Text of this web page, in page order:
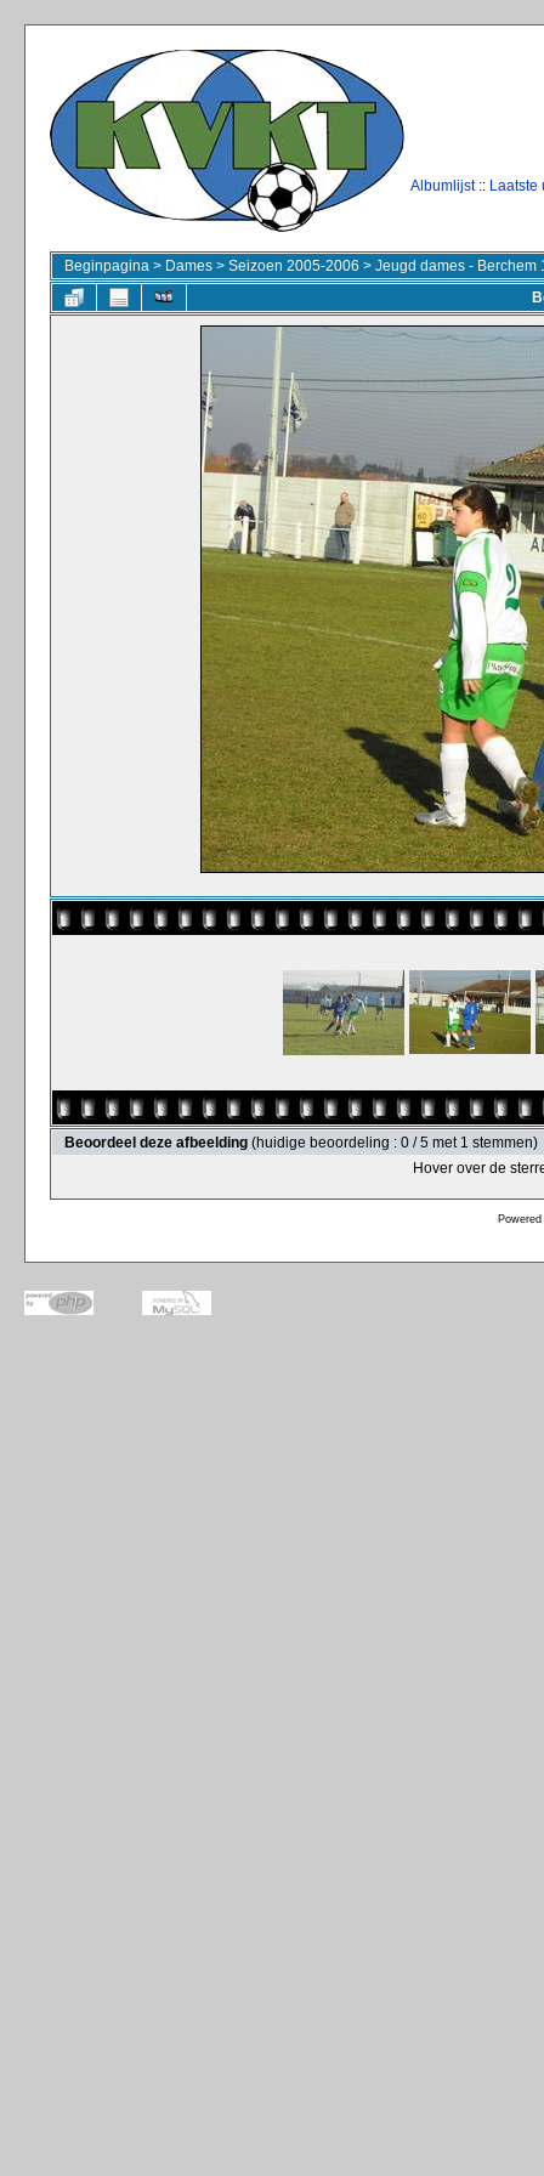
Albumlijst:: Laatste
Beginpagina > Dames > Seizoen 2005-2006 > Jeugd dames - Berchem
Beoordeel deze afbeelding (huidige beoordeling : 0 / 5 met 1 stemmen)
Hover over de